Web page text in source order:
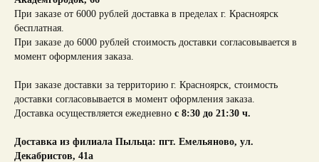
При заказе от 6000 рублей доставка в пределах г. Красноярск
бесплатная.
При заказе до 6000 рублей стоимость доставки согласовывается в
момент оформления заказа.
При заказе доставки за территорию г. Красноярск, стоимость
доставки согласовывается в момент оформления заказа.
Доставка осуществляется ежедневно с 8:30 до 21:30 ч.
Доставка из филиала Пыльца: пгт. Емельяново, ул.
Декабристов, 41а